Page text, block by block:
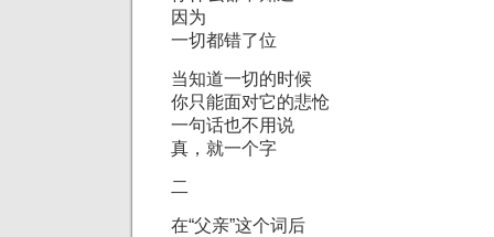
因为
一切都错了位
当知道一切的时候
你只能面对它的悲怆
一句话也不用说
真，就一个字
二
在“父亲”这个词后